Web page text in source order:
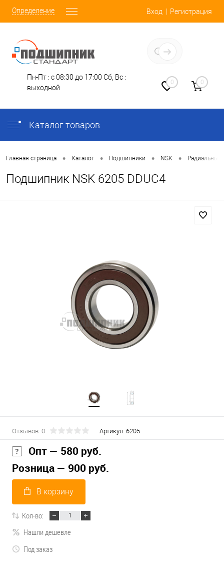
Определение Вход Регистрация
Пн-Пт : с 08:30 до 17:00 Сб, Вс :
выходной
0 0
Каталог товаров
Главная страница • Каталог • Подшипники • NSK •
Подшипник NSK 6205 DDUC4
Отзывов: 0 Артикул: 6205
Опт — 580 руб.
Розница — 900 руб.
В корзину
Кол-во:
Нашли дешевле
Под заказ